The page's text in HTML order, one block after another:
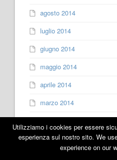
agosto 2014
luglio 2014
giugno 2014
maggio 2014
aprile 2014
marzo 2014
febbraio 2014
gennaio 2014
Utilizziamo i cookies per essere
esperienza sul nostro sito. We
experience on our